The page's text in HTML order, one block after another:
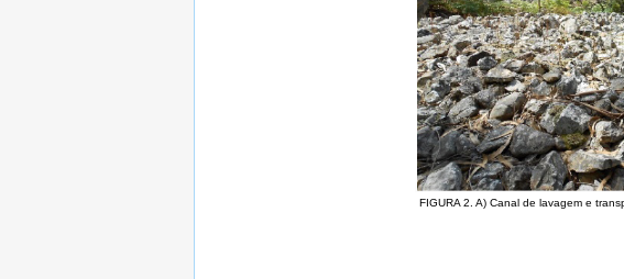
FIGURA 2. A) Canal de lavagem e